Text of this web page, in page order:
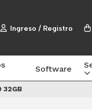
Ingreso / Registro
Software
32GB